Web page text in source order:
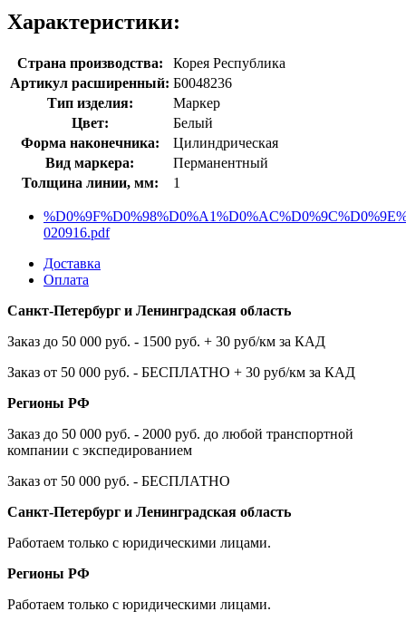
Характеристики:
Страна производства:
Корея Республика
Артикул расширенный: Б0048236
Тип изделия:
Маркер
Цвет:
Белый
Форма наконечника:
Цилиндрическая
Вид маркера:
Перманентный
Толщина линии, мм:
1
020916.pdf
Доставка
Оплата
Санкт-Петербург и Ленинградская область
Заказ до 50 000 руб. - 1500 руб. + 30 руб/км за КАД
Заказ от 50 000 руб. - БЕСПЛАТНО + 30 руб/км за КАД
Регионы РФ
Заказ до 50 000 руб. - 2000 руб. до любой транспортной
компании с экспедированием
Заказ от 50 000 руб. - БЕСПЛАТНО
Санкт-Петербург и Ленинградская область
Работаем только с юридическими лицами.
Регионы РФ
Работаем только с юридическими лицами.